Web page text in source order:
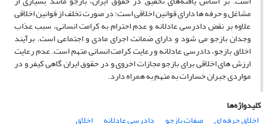
مشاغل و حرفه ها دارای قوانین اخلاقی است؛ در صورت تخلف از قوانین اخلاقی
علاوه بر نقض دادرسی عادلانه و عدم احترام به کرامت انسانی، سبب عذاب
وجدان بازجو می شود و دارای ضمانت اجرای مادی و اجتماعی است. برآیند
اخلاق بازجو، دادرسی عادلانه و رعایت کرامت انسانی متهم است. عدم رعایت
ارزش های اخلاقی برای بازجو مجازات اخروی و در حقوق ایران گاهی کیفر و در
مواردی جبران خسارات به متهم به همراه دارد.
کلیدواژه‌ها
اخلاق حرفه ای
صفات بازجو دادرسی عادلانه
اخلاق